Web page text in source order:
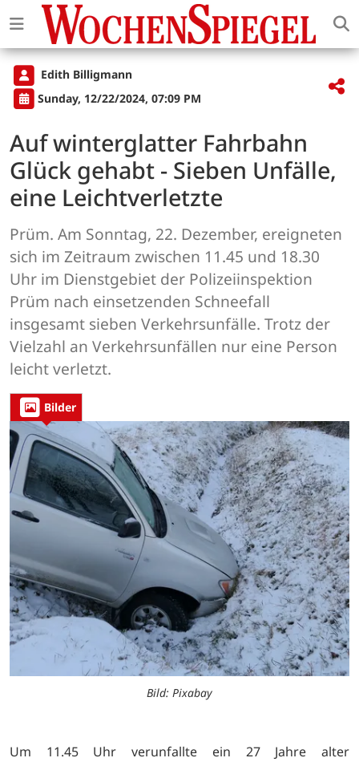
Edith Billigmann
Sunday, 12/22/2024, 07:09 PM
Auf winterglatter Fahrbahn
Glück gehabt - Sieben Unfälle,
eine Leichtverletzte
Prüm. Am Sonntag, 22. Dezember, ereigneten
sich im Zeitraum zwischen 11.45 und 18.30
Uhr im Dienstgebiet der Polizeiinspektion
Prüm nach einsetzenden Schneefall
insgesamt sieben Verkehrsunfälle. Trotz der
Vielzahl an Verkehrsunfällen nur eine Person
leicht verletzt.
Bilder
Bild: Pixabay
Um 11.45 Uhr verunfallte ein 27 Jahre alter